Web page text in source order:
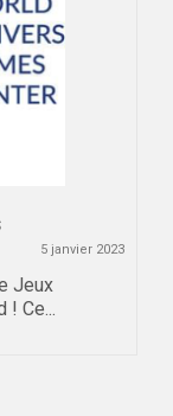
5 janvier 2023
Jeux
! Ce...